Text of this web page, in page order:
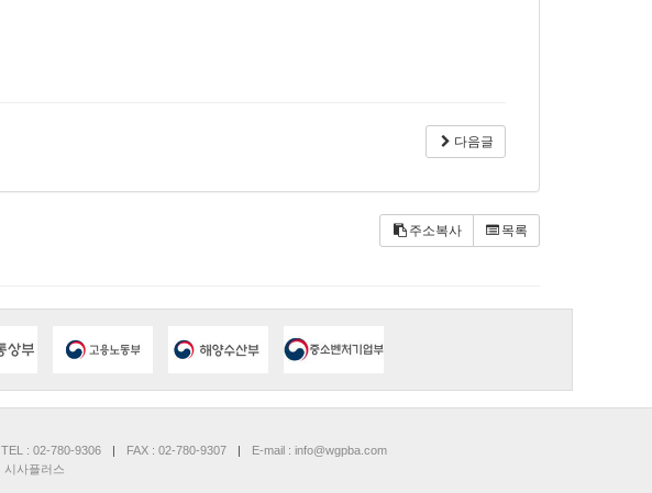
다음글
주소복사 목록
TEL : 02-780-9306 | FAX : 02-780-9307 |
E-mail : info@wgpba.com
시사플러스